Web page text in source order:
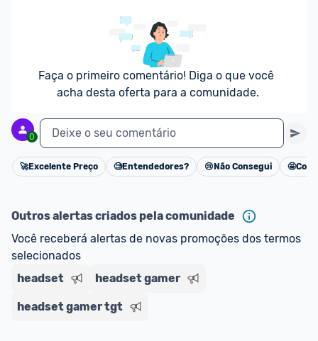
Faça o primeiro comentário! Diga o que você
acha desta oferta para a comunidade.
0 Deixe o seu comentário
Cancelar
🚀Excelente Preço 🧐Entendedores? 😢 Não Consegui 🤩
Outros alertas criados pela comunidade
Você receberá alertas de novas promoções dos termos
selecionados
headset
headset gamer
headset gamer tgt